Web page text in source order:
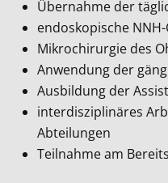
Übernahme der
endoskopische
Mikrochirurgie des
Anwendung der
Ausbildung der
interdisziplinäres
Abteilungen
Teilnahme am